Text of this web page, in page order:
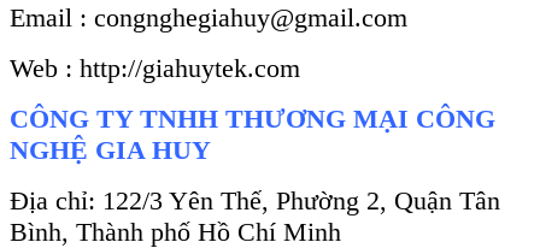
Email : congnghegiahuy@gmail.com
Web : http://giahuytek.com
CÔNG TY TNHH THƯƠNG MẠI CÔNG
NGHỆ GIA HUY
Địa chỉ: 122/3 Yên Thế, Phường 2, Quận Tân
Bình, Thành phố Hồ Chí Minh